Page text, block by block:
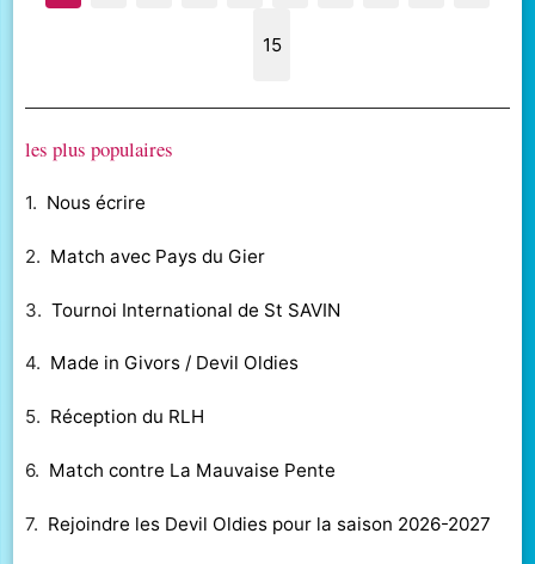
15
les plus populaires
1. Nous écrire
2. Match avec Pays du Gier
3.Tournoi International de St SAVIN
4. Made in Givors / Devil Oldies
5. Réception du RLH
6. Match contre La Mauvaise Pente
7. Rejoindre les Devil Oldies pour la saison 2026-2027